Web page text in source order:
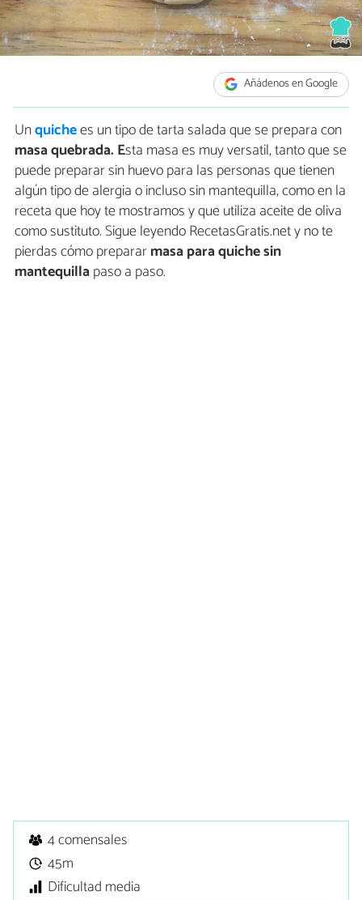
Añádenos en Google
Unquichees un tipo de tarta salada que se prepara con
masa quebrada. Esta masa es muy versatil, tanto que se
puede preparar sin huevo para las personas que tienen
algún tipo de alergia o incluso sin mantequilla, como en la
receta que hoy te mostramos y que utiliza aceite de oliva
como sustituto. Sigue leyendo RecetasGratis.net y no te
pierdas cómo prepararmasa para quiche sin
mantequillapaso a paso.
4 comensales
45m
Dificultad media